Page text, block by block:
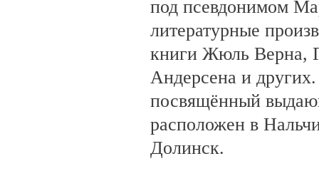
под псевдонимом
литературные
книги Жюль Верна,
Андерсена и
посвящённый
расположен в
Долинск.